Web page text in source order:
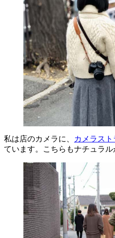
私は店のカメラに、 カメラス
ています。こちらもナチュラル